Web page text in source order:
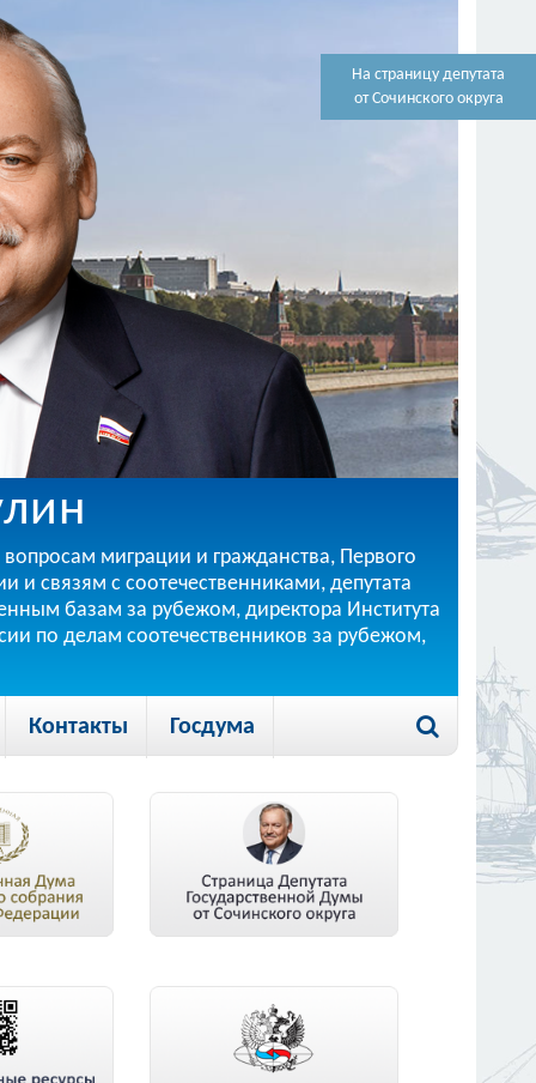
На страницу депутата
от Сочинского округа
миграции и гражданства, Первого
и связям с соотечественниками, депутата
базам за рубежом, директора Института
по делам соотечественников за рубежом,
Контакты Госдума